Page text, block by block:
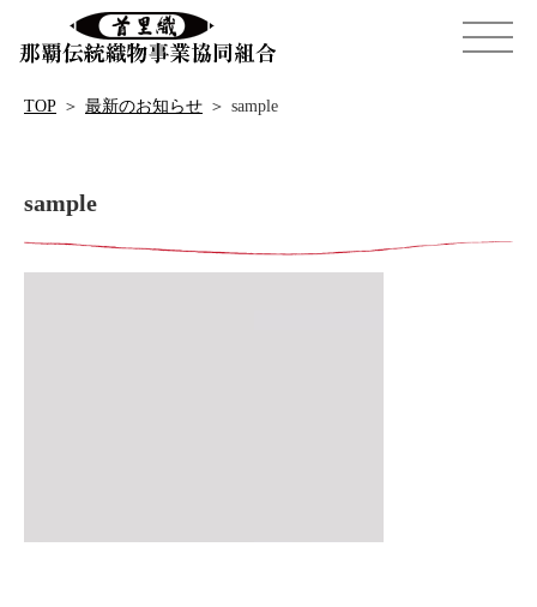
TOP ＞ 最新のお知らせ ＞ sample
sample